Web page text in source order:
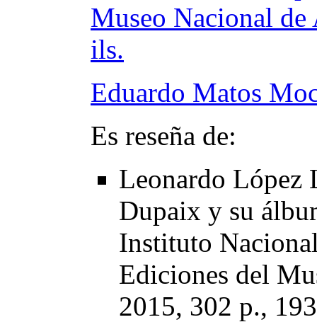
Museo Nacional
ils.
Eduardo Matos
Es reseña de:
Leonardo López
Dupaix y su
Instituto
Ediciones del
2015, 302 p.,